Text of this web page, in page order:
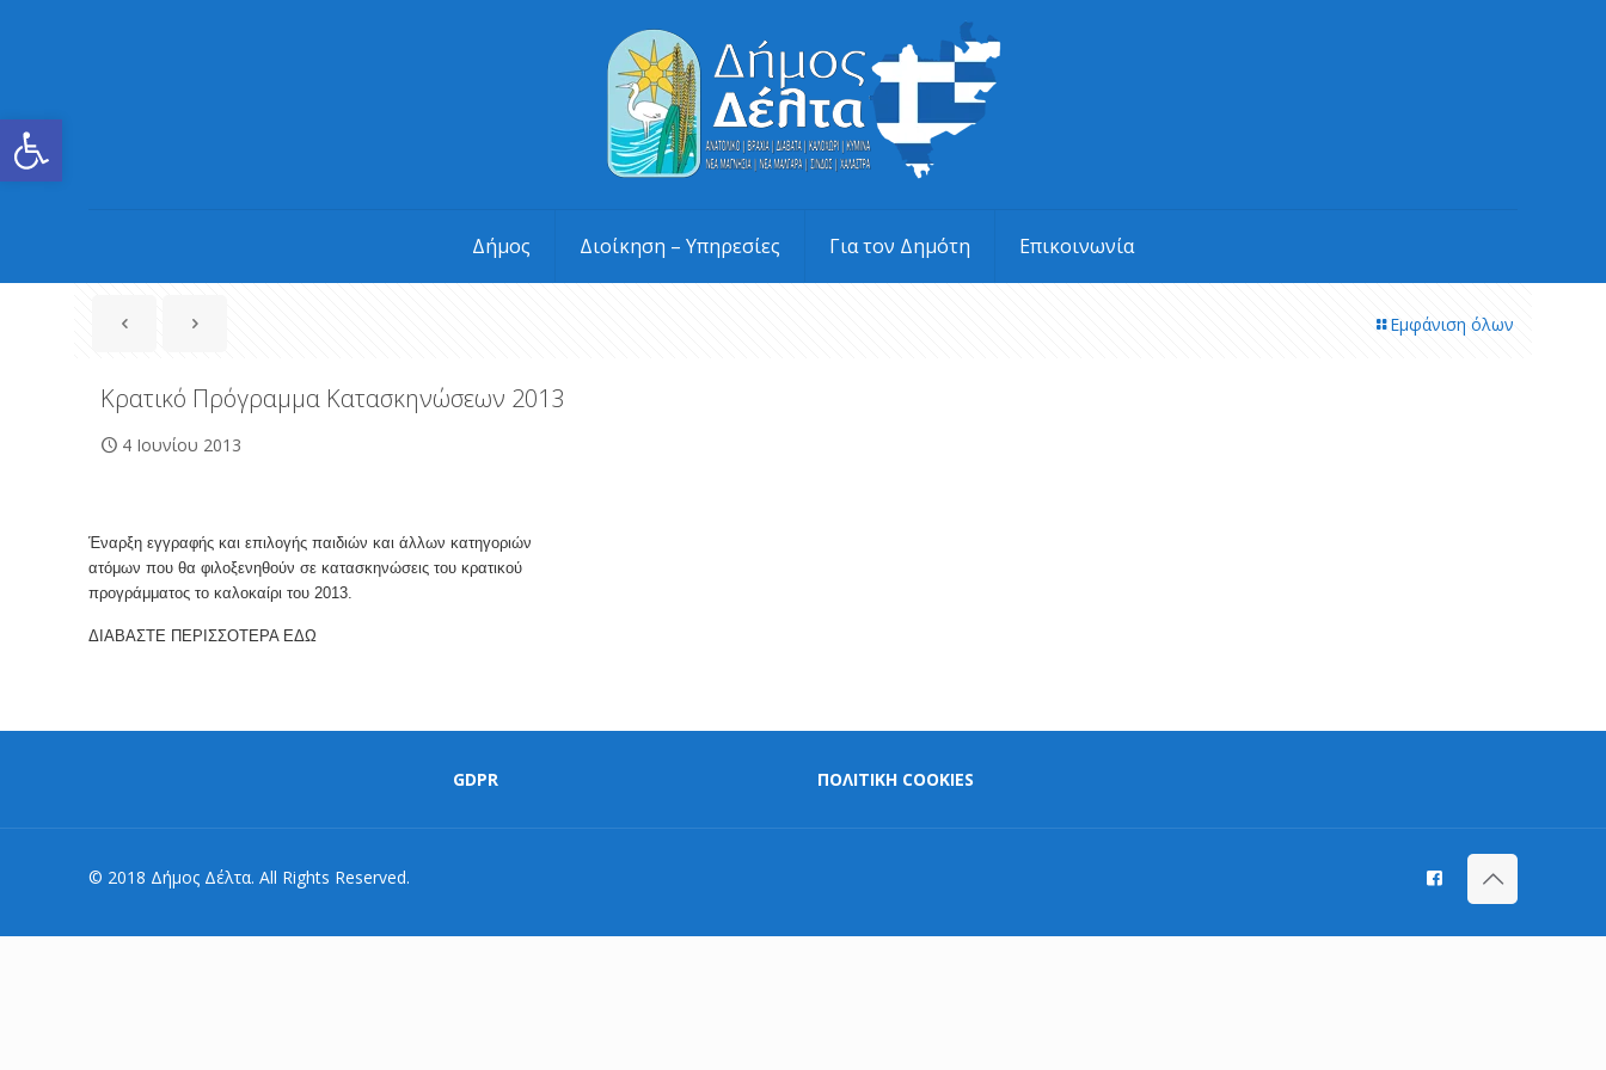
Ανοίξτε τη γραμμή εργαλείων
Δήμος Διοίκηση – Υπηρεσίες Για τον Δημότη Επικοινωνία
Εμφάνιση όλων
Κρατικό Πρόγραμμα Κατασκηνώσεων 2013
4 Ιουνίου 2013
Έναρξη εγγραφής και επιλογής παιδιών και άλλων κατηγοριών
ατόμων που θα φιλοξενηθούν σε κατασκηνώσεις του κρατικού
προγράμματος το καλοκαίρι του 2013.
ΔΙΑΒΑΣΤΕ ΠΕΡΙΣΣΟΤΕΡΑ ΕΔΩ
GDPR ΠΟΛΙΤΙΚΗ COOKIES
© 2018 Δήμος Δέλτα. All Rights Reserved.